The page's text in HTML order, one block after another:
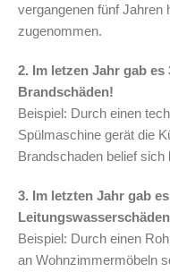
vergangenen fünf Jahren
zugenommen.
2. Im letzen Jahr gab es
Brandschäden!
Beispiel: Durch einen
Spülmaschine gerät die
Brandschaden belief sich
3. Im letzten Jahr gab
Beispiel: Durch einen
an Wohnzimmermöbeln